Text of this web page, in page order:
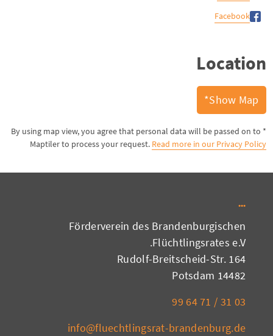
Facebook
Location
Show Map*
* By using map view, you agree that personal data will be passed on to
Maptiler to process your request. Read more in our Privacy Policy
Förderverein des Brandenburgischen
Flüchtlingsrates e.V.
Rudolf-Breitscheid-Str. 164
14482 Potsdam
03 31 / 71 64 99
info@fluechtlingsrat-brandenburg.de